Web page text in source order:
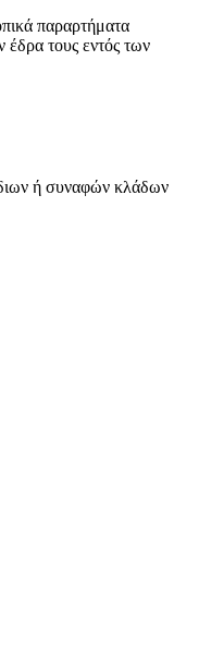
παραρτήματα
τους εντός των
ή συναφών κλάδων